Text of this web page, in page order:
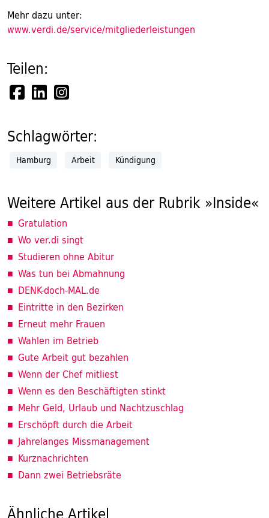
Mehr dazu unter:
www.verdi.de/service/mitgliederleistungen
Teilen:
Schlagwörter:
Hamburg Arbeit Kündigung
Weitere Artikel aus der Rubrik »Inside«
Gratulation
Wo ver.di singt
Studieren ohne Abitur
Was tun bei Abmahnung
DENK-doch-MAL.de
Eintritte in den Bezirken
Erneut mehr Frauen
Wahlen im Betrieb
Gute Arbeit gut bezahlen
Wenn der Chef mitliest
Wenn es den Beschäftigten stinkt
Mehr Geld, Urlaub und Nachtzuschlag
Erschöpft durch die Arbeit
Jahrelanges Missmanagement
Kurznachrichten
Dann zwei Betriebsräte